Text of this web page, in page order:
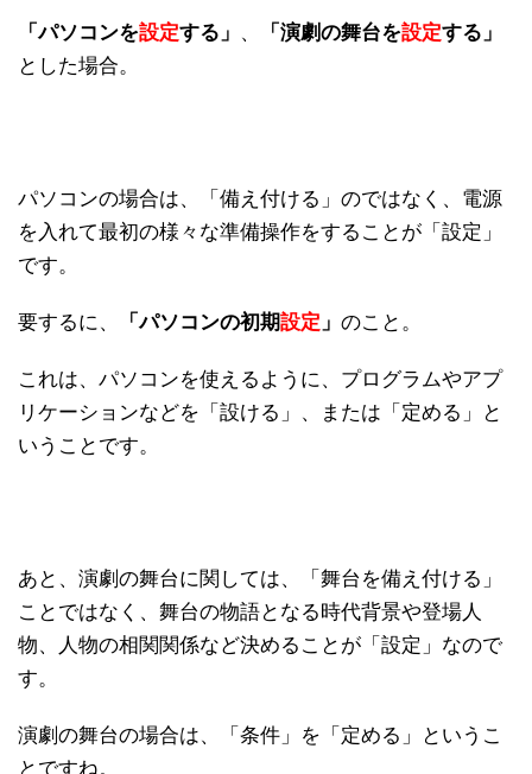
「パソコンを設定する」 、 「演劇の舞台を設定する」
とした場合。
パソコンの場合は、「備え付ける」のではなく、電源
を入れて最初の様々な準備操作をすることが「設定」
です。
要するに、 「パソコンの初期設定 」 のこと。
これは、パソコンを使えるように、プログラムやアプ
リケーションなどを「設ける」、または「定める」と
いうことです。
あと、演劇の舞台に関しては、「舞台を備え付ける」
ことではなく、舞台の物語となる時代背景や登場人
物、人物の相関関係など決めることが「設定」なので
す。
演劇の舞台の場合は、「条件」を「定める」というこ
とですね。